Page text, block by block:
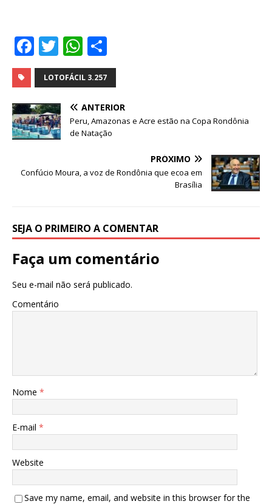
F
a
c
e
b
o
o
k
T
w
it
te
r
W
h
at
s
A
p
h
ar
e
LOTOFÁCIL 3.257
ANTERIOR
Peru, Amazonas e Acre estão na Copa Rondônia
de Natação
PRÓXIMO
Confúcio Moura, a voz de Rondônia que ecoa em
Brasília
SEJA O PRIMEIRO A COMENTAR
Faça um comentário
Seu e-mail não será publicado.
Comentário
Nome *
E-mail *
Website
Save my name, email, and website in this browser for the